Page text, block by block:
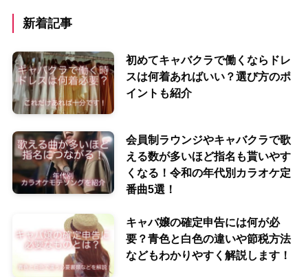
新着記事
初めてキャバクラで働くならドレ
スは何着あればいい？選び方のポ
イントも紹介
会員制ラウンジやキャバクラで歌
える数が多いほど指名も貰いやす
くなる！令和の年代別カラオケ定
番曲5選！
キャバ嬢の確定申告には何が必
要？青色と白色の違いや節税方法
などもわかりやすく解説します！